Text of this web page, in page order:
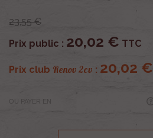
23,55 €
Prix public : 20,02 € TTC
Prix club Renov 2cv : 20,02 €
OU PAYER EN